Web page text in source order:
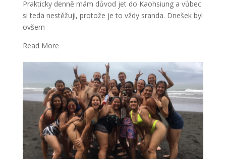
Prakticky denně mám důvod jet do Kaohsiung a vůbec
si teda nestěžuji, protože je to vždy sranda. Dnešek byl
ovšem
Read More